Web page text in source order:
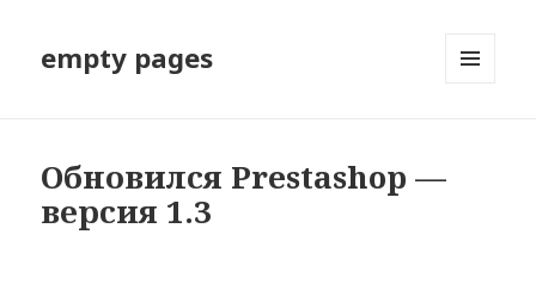
empty pages
Обновился Prestashop —
версия 1.3